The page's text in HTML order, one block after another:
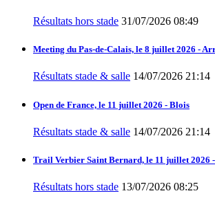
Résultats hors stade 31/07/2026 08:49
Meeting du Pas-de-Calais, le 8 juillet 2026 -
Résultats stade & salle 14/07/2026 21:14
Open de France, le 11 juillet 2026 - Blois
Résultats stade & salle 14/07/2026 21:14
Trail Verbier Saint Bernard, le 11 juillet 2026
Résultats hors stade 13/07/2026 08:25